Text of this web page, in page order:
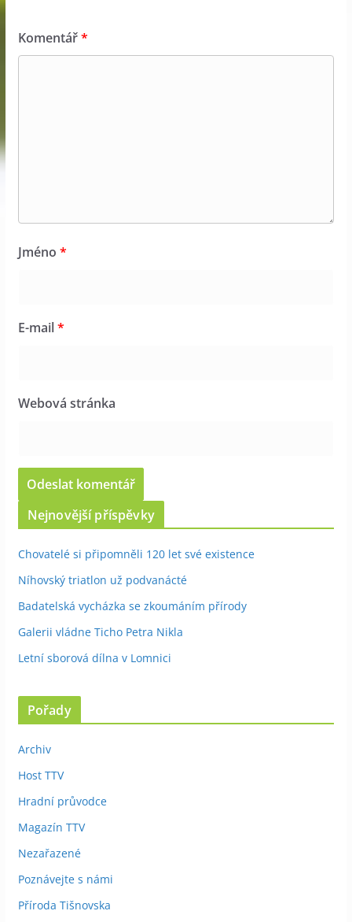
Komentář*
Jméno *
E-mail*
Webová stránka
Nejnovější příspěvky
Chovatelé si připomněli 120 let své existence
Níhovský triatlon už podvanácté
Badatelská vycházka se zkoumáním přírody
Galerii vládne Ticho Petra Nikla
Letní sborová dílna v Lomnici
Pořady
Archiv
Host TTV
Hradní průvodce
Magazín TTV
Nezařazené
Poznávejte s námi
Příroda Tišnovska